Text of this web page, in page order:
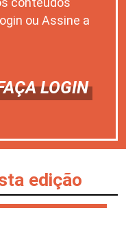
ou Assine a
LOGIN
edição